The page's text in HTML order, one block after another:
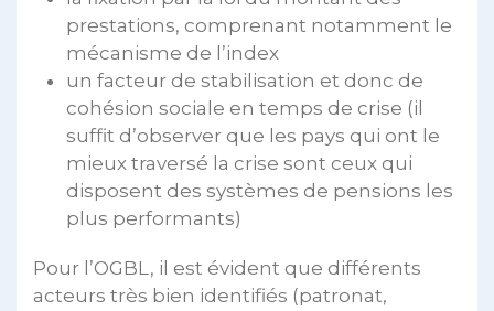
prestations, comprenant notamment le
mécanisme de l’index
un facteur de stabilisation et donc de
cohésion sociale en temps de crise (il
suffit d’observer que les pays qui ont le
mieux traversé la crise sont ceux qui
disposent des systèmes de pensions les
plus performants)
Pour l’OGBL, il est évident que différents
acteurs très bien identifiés (patronat,